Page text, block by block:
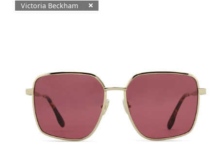
Victoria Beckham